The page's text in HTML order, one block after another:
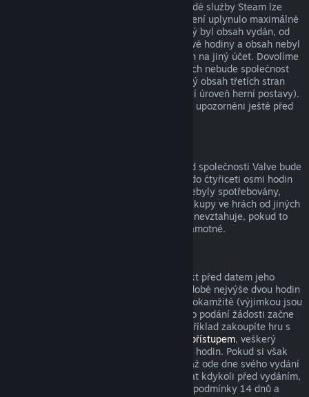
Za stáhnutelný obsah zakoupený v obchodě služby Steam lze
získat peníze zpět, pokud od jeho zakoupení uplynulo maximálně
čtrnáct dní, uživatel měl produkt, pro který byl obsah vydán, od
zakoupení obsahu spuštěný maximálně dvě hodiny a obsah nebyl
nijak spotřebován, změněn nebo převeden na jiný účet. Dovolíme
si upozornit na fakt, že v určitých případech nebude společnost
Valve schopna vrátit peníze za stáhnutelný obsah třetích stran
(například pokud obsah nenávratně navýší úroveň herní postavy).
Na tyto výjimky budou uživatelé výslovně upozorněni ještě před
Vrácení peněz za jakýkoli nákup ve hře od společnosti Valve bude
poskytnuto, pokud byla žádost odeslána do čtyřiceti osmi hodin
od provedení nákupu a položky nákupu nebyly spotřebovány,
změněny či převedeny na jiný účet. Na nákupy ve hrách od jiných
společností než od Valve se tato možnost nevztahuje, pokud to
není vysloveně uvedeno při nákupu hry samotné.
Když si ve službě Steam zakoupíte produkt před datem jeho
vydání, podmínka pro vrácení peněz v podobě nejvýše dvou hodin
strávených v tomto produktu začne platit okamžitě (výjimkou jsou
beta testování), zatímco 14denní lhůta pro podání žádosti začne
běžet až od data vydání. Když si tedy například zakoupíte hru s
prioritním přístupem, veškerý
odehraný čas bude počítán do limitu dvou hodin. Pokud si však
předobjednáte hru, která bude dostupná až ode dne svého vydání
(ne dříve), můžete o vrácení peněz zažádat kdykoli před vydáním,
přičemž s vydáním začnou platit klasické podmínky 14 dnů a